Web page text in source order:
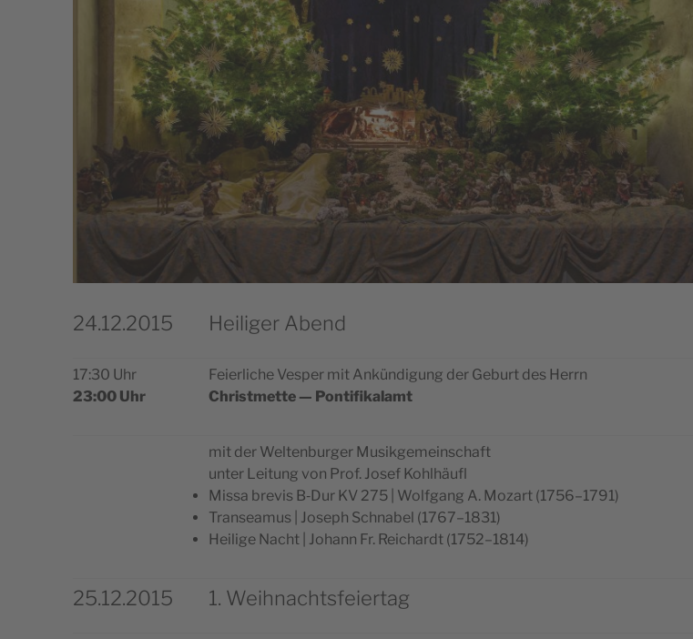
24.12.2015 Heiliger Abend
17:30 Uhr
23:00 Uhr
Fei­er­lic­he Ves­per mit Ankün­di­gung der Geburt des Herrn
Chri­st­met­te — Pontifikalamt
mit der Wel­ten­bur­ger Musikgemeinschaft
unter Lei­tung von Prof. Josef Kohlhäufl
Mis­sa bre­vis B‑Dur KV 275 | Wolf­gang A. Mozart (1756–1791)
Transe­a­mus | Joseph Schna­bel (1767–1831)
Hei­l­ige Nac­ht | Johann Fr. Reic­hardt (1752–1814)
25.12.2015 1. Weihnachtsfeiertag